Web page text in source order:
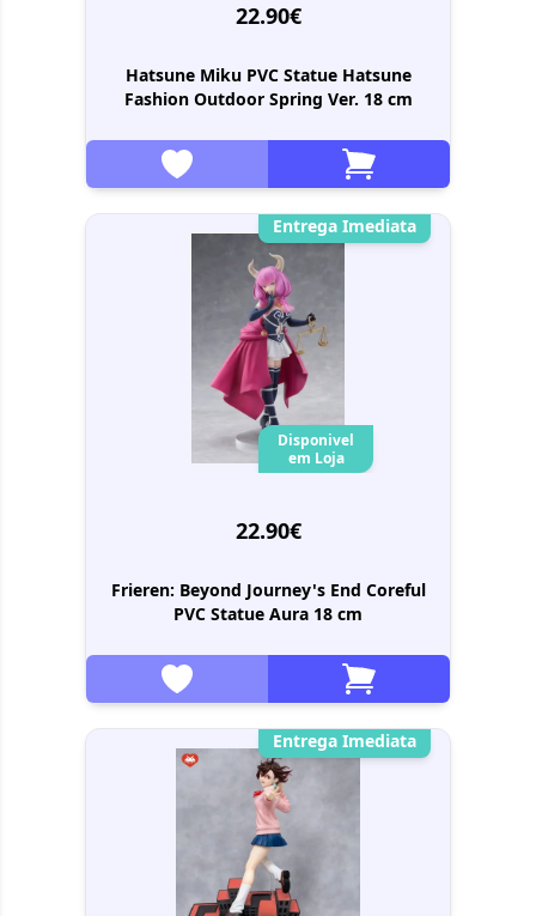
22.90€
Hatsune Miku PVC Statue Hatsune
Fashion Outdoor Spring Ver. 18 cm
Entrega Imediata
Disponivel
em Loja
22.90€
Frieren: Beyond Journey's End Coreful
PVC Statue Aura 18 cm
Entrega Imediata